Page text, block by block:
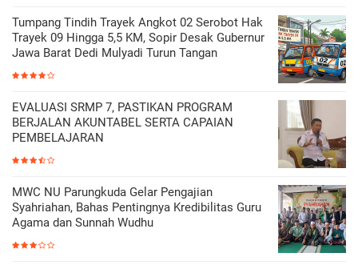
Tumpang Tindih Trayek Angkot 02 Serobot Hak
Trayek 09 Hingga 5,5 KM, Sopir Desak Gubernur
Jawa Barat Dedi Mulyadi Turun Tangan
EVALUASI SRMP 7, PASTIKAN PROGRAM
BERJALAN AKUNTABEL SERTA CAPAIAN
PEMBELAJARAN
MWC NU Parungkuda Gelar Pengajian
Syahriahan, Bahas Pentingnya Kredibilitas Guru
Agama dan Sunnah Wudhu